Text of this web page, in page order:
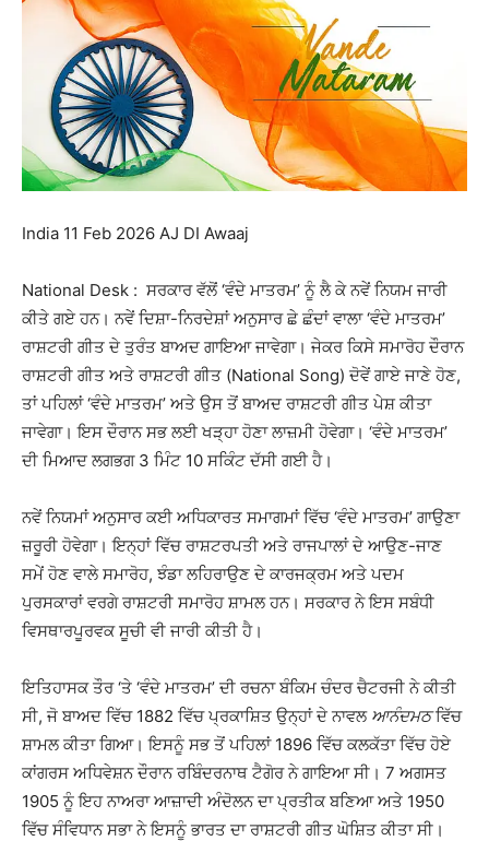
India 11 Feb 2026 AJ DI Awaaj
National Desk : ਸਰਕਾਰ ਵੱਲੋਂ ‘ਵੰਦੇ ਮਾਤਰਮ’ ਨੂੰ ਲੈ ਕੇ ਨਵੇਂ ਨਿਯਮ ਜਾਰੀ
ਕੀਤੇ ਗਏ ਹਨ। ਨਵੇਂ ਦਿਸ਼ਾ-ਨਿਰਦੇਸ਼ਾਂ ਅਨੁਸਾਰ ਛੇ ਛੰਦਾਂ ਵਾਲਾ ‘ਵੰਦੇ ਮਾਤਰਮ’
ਰਾਸ਼ਟਰੀ ਗੀਤ ਦੇ ਤੁਰੰਤ ਬਾਅਦ ਗਾਇਆ ਜਾਵੇਗਾ। ਜੇਕਰ ਕਿਸੇ ਸਮਾਰੋਹ ਦੌਰਾਨ
ਰਾਸ਼ਟਰੀ ਗੀਤ ਅਤੇ ਰਾਸ਼ਟਰੀ ਗੀਤ (National Song) ਦੋਵੇਂ ਗਾਏ ਜਾਣੇ ਹੋਣ,
ਤਾਂ ਪਹਿਲਾਂ ‘ਵੰਦੇ ਮਾਤਰਮ’ ਅਤੇ ਉਸ ਤੋਂ ਬਾਅਦ ਰਾਸ਼ਟਰੀ ਗੀਤ ਪੇਸ਼ ਕੀਤਾ
ਜਾਵੇਗਾ। ਇਸ ਦੌਰਾਨ ਸਭ ਲਈ ਖੜ੍ਹਾ ਹੋਣਾ ਲਾਜ਼ਮੀ ਹੋਵੇਗਾ। ‘ਵੰਦੇ ਮਾਤਰਮ’
ਦੀ ਮਿਆਦ ਲਗਭਗ 3 ਮਿੰਟ 10 ਸਕਿੰਟ ਦੱਸੀ ਗਈ ਹੈ।
ਨਵੇਂ ਨਿਯਮਾਂ ਅਨੁਸਾਰ ਕਈ ਅਧਿਕਾਰਤ ਸਮਾਗਮਾਂ ਵਿੱਚ ‘ਵੰਦੇ ਮਾਤਰਮ’ ਗਾਉਣਾ
ਜ਼ਰੂਰੀ ਹੋਵੇਗਾ। ਇਨ੍ਹਾਂ ਵਿੱਚ ਰਾਸ਼ਟਰਪਤੀ ਅਤੇ ਰਾਜਪਾਲਾਂ ਦੇ ਆਉਣ-ਜਾਣ
ਸਮੇਂ ਹੋਣ ਵਾਲੇ ਸਮਾਰੋਹ, ਝੰਡਾ ਲਹਿਰਾਉਣ ਦੇ ਕਾਰਜਕ੍ਰਮ ਅਤੇ ਪਦਮ
ਪੁਰਸਕਾਰਾਂ ਵਰਗੇ ਰਾਸ਼ਟਰੀ ਸਮਾਰੋਹ ਸ਼ਾਮਲ ਹਨ। ਸਰਕਾਰ ਨੇ ਇਸ ਸਬੰਧੀ
ਵਿਸਥਾਰਪੂਰਵਕ ਸੂਚੀ ਵੀ ਜਾਰੀ ਕੀਤੀ ਹੈ।
ਇਤਿਹਾਸਕ ਤੌਰ ‘ਤੇ ‘ਵੰਦੇ ਮਾਤਰਮ’ ਦੀ ਰਚਨਾ ਬੰਕਿਮ ਚੰਦਰ ਚੈਟਰਜੀ ਨੇ ਕੀਤੀ
ਸੀ, ਜੋ ਬਾਅਦ ਵਿੱਚ 1882 ਵਿੱਚ ਪ੍ਰਕਾਸ਼ਿਤ ਉਨ੍ਹਾਂ ਦੇ ਨਾਵਲ ਆਨੰਦਮਠਵਿੱਚ
ਸ਼ਾਮਲ ਕੀਤਾ ਗਿਆ। ਇਸਨੂੰ ਸਭ ਤੋਂ ਪਹਿਲਾਂ 1896 ਵਿੱਚ ਕਲਕੱਤਾ ਵਿੱਚ ਹੋਏ
ਕਾਂਗਰਸ ਅਧਿਵੇਸ਼ਨ ਦੌਰਾਨ ਰਬਿੰਦਰਨਾਥ ਟੈਗੋਰ ਨੇ ਗਾਇਆ ਸੀ। 7 ਅਗਸਤ
1905 ਨੂੰ ਇਹ ਨਾਅਰਾ ਆਜ਼ਾਦੀ ਅੰਦੋਲਨ ਦਾ ਪ੍ਰਤੀਕ ਬਣਿਆ ਅਤੇ 1950
ਵਿੱਚ ਸੰਵਿਧਾਨ ਸਭਾ ਨੇ ਇਸਨੂੰ ਭਾਰਤ ਦਾ ਰਾਸ਼ਟਰੀ ਗੀਤ ਘੋਸ਼ਿਤ ਕੀਤਾ ਸੀ।